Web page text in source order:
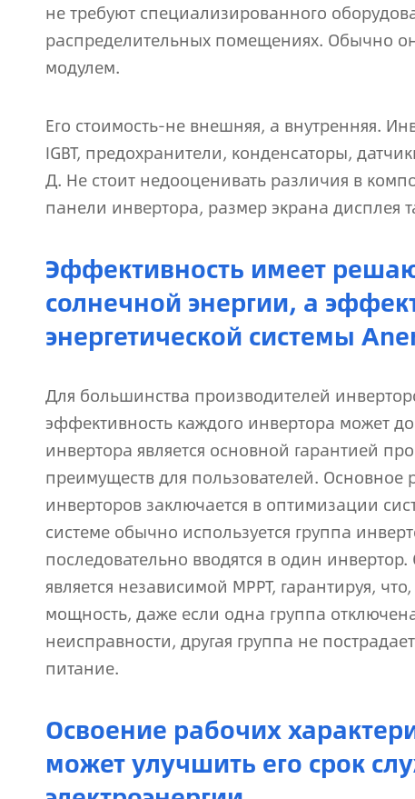
не требуют специализированного
распределительных помещениях. Обычно
модулем.
Его стоимость-не внешняя, а внутренняя.
IGBT, предохранители, конденсаторы,
Д. Не стоит недооценивать различия в
панели инвертора, размер экрана дисплея
Эффективность имеет
солнечной энергии, а
энергетической системы
Для большинства производителей
эффективность каждого инвертора может
инвертора является основной гарантией
преимуществ для пользователей.
инверторов заключается в оптимизации
системе обычно используется группа
последовательно вводятся в один
является независимой MPPT, гарантируя,
мощность, даже если одна группа
неисправности, другая группа не
питание.
Освоение рабочих
может улучшить его срок